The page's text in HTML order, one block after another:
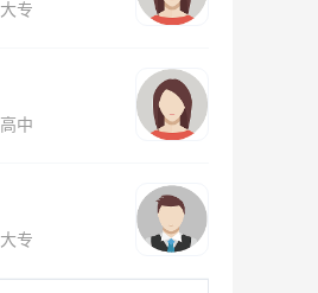
大专
高中
大专